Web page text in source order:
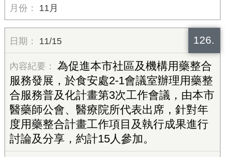
11月
126.
11/15
為促進本市社區及機構用藥整合
服務發展，於食安處2-1會議室辦理用藥整
合服務普及化計畫第3次工作會議，由本市
醫藥師公會、醫療院所代表出席，針對年
度用藥整合計畫工作項目及執行成果進行
討論及分享，約計15人參加。